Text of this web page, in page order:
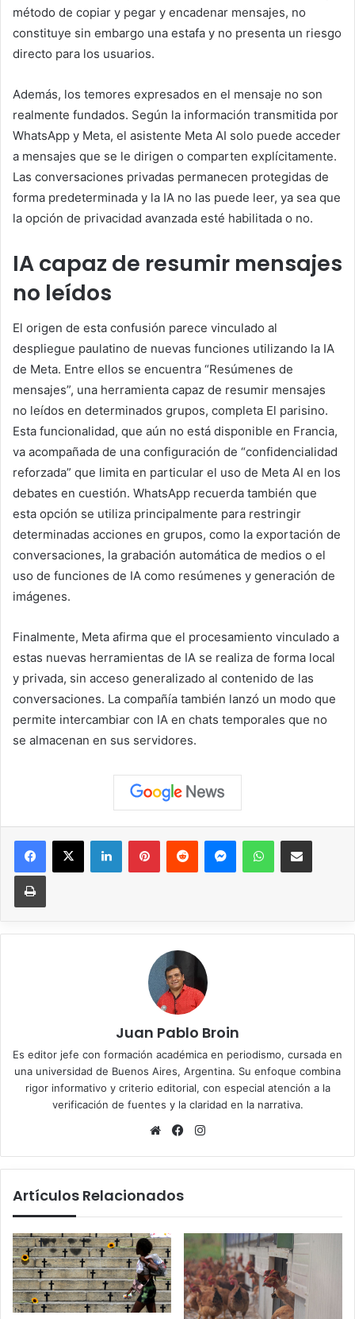
método de copiar y pegar y encadenar mensajes, no
constituye sin embargo una estafa y no presenta un riesgo
directo para los usuarios.
Además, los temores expresados ​​en el mensaje no son
realmente fundados. Según la información transmitida por
WhatsApp y Meta, el asistente Meta AI solo puede acceder
a mensajes que se le dirigen o comparten explícitamente.
Las conversaciones privadas permanecen protegidas de
forma predeterminada y la IA no las puede leer, ya sea que
la opción de privacidad avanzada esté habilitada o no.
IA capaz de resumir mensajes
no leídos
El origen de esta confusión parece vinculado al
despliegue paulatino de nuevas funciones utilizando la IA
de Meta. Entre ellos se encuentra “Resúmenes de
mensajes”, una herramienta capaz de resumir mensajes
no leídos en determinados grupos, completa El parisino.
Esta funcionalidad, que aún no está disponible en Francia,
va acompañada de una configuración de “confidencialidad
reforzada” que limita en particular el uso de Meta AI en los
debates en cuestión. WhatsApp recuerda también que
esta opción se utiliza principalmente para restringir
determinadas acciones en grupos, como la exportación de
conversaciones, la grabación automática de medios o el
uso de funciones de IA como resúmenes y generación de
imágenes.
Finalmente, Meta afirma que el procesamiento vinculado a
estas nuevas herramientas de IA se realiza de forma local
y privada, sin acceso generalizado al contenido de las
conversaciones. La compañía también lanzó un modo que
permite intercambiar con IA en chats temporales que no
se almacenan en sus servidores.
Facebook
X LinkedInPinterestReddit MessengerWhatsAppCompartir vía correo
Imprimir
Juan Pablo Broin
Es editor jefe con formación académica en periodismo, cursada en
una universidad de Buenos Aires, Argentina. Su enfoque combina
rigor informativo y criterio editorial, con especial atención a la
verificación de fuentes y la claridad en la narrativa.
Sitio
Facebook
Artículos Relacionados